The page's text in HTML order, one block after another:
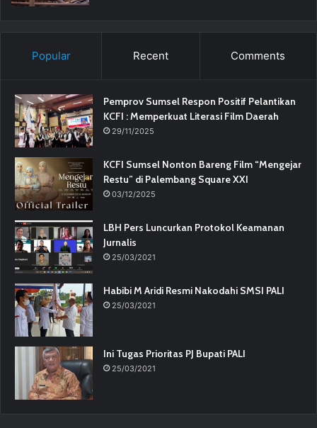
Popular Recent Comments
Pemprov Sumsel Respon Positif Pelantikan
KCFI : Memperkuat Literasi Film Daerah
29/11/2025
KCFI Sumsel Nonton Bareng Film “Mengejar
Restu” di Palembang Square XXI
03/12/2025
LBH Pers Luncurkan Protokol Keamanan
Jurnalis
25/03/2021
Habibi M Aridi Resmi Nakodahi SMSI PALI
25/03/2021
Ini Tugas Prioritas PJ Bupati PALI
25/03/2021